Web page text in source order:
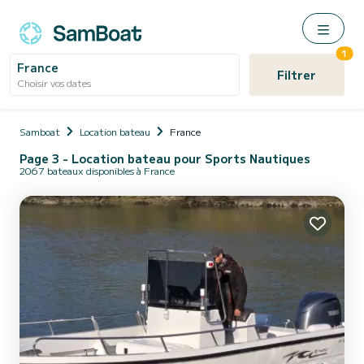
France
Choisir vos dates Filtrer
1
Samboat Location bateau France
Page 3 - Location bateau pour Sports Nautiques
2067 bateaux disponibles à France